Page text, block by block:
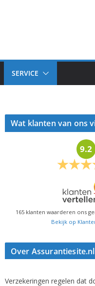
SERVICE
Wat klanten van ons
9.2
165klanten waarderen ons
Bekijk op
Over Assurantiesite.nl
Verzekeringen regelen dat